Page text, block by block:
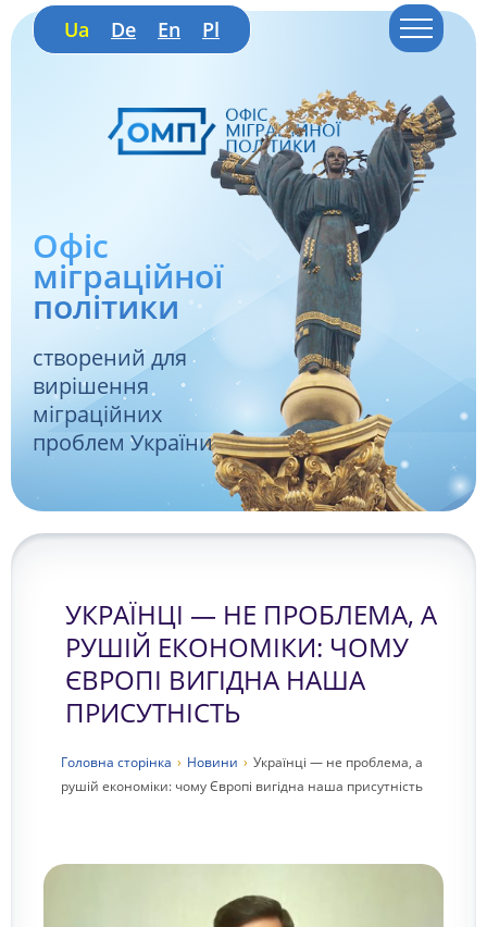
Ua De En Pl
Офіс
міграційної
політики
створений для
вирішення
міграційних
проблем України
УКРАЇНЦІ — НЕ ПРОБЛЕМА, А
РУШІЙ ЕКОНОМІКИ: ЧОМУ
ЄВРОПІ ВИГІДНА НАША
ПРИСУТНІСТЬ
Головна сторiнка › Новини › Українці — не проблема, а
рушій економіки: чому Європі вигідна наша присутність